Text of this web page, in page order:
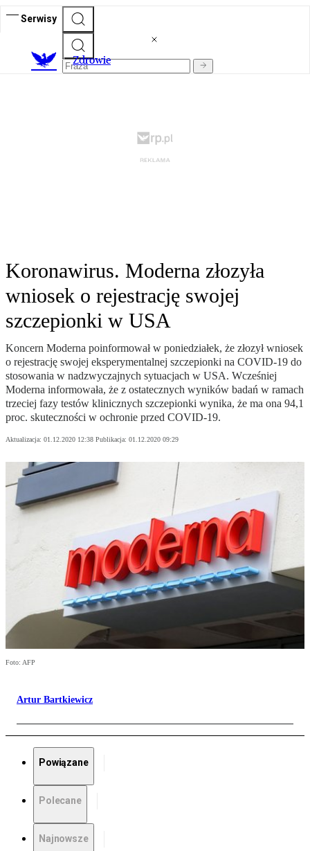
Serwisy
Zdrowie
Koronawirus. Moderna złozyła
wniosek o rejestrację swojej
szczepionki w USA
Koncern Moderna poinformował w poniedziałek, że złozył wniosek
o rejestrację swojej eksperymentalnej szczepionki na COVID-19 do
stosowania w nadzwyczajnych sytuacjach w USA. Wcześniej
Moderna informowała, że z ostatecznych wyników badań w ramach
trzeciej fazy testów klinicznych szczepionki wynika, że ma ona 94,1
proc. skuteczności w ochronie przed COVID-19.
Aktualizacja: 01.12.2020 12:38 Publikacja: 01.12.2020 09:29
Foto: AFP
Artur Bartkiewicz
Powiązane
Polecane
Najnowsze